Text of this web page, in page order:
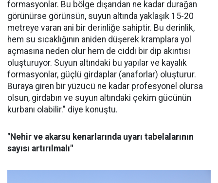
formasyonlar. Bu bölge dışarıdan ne kadar durağan
görünürse görünsün, suyun altında yaklaşık 15-20
metreye varan ani bir derinliğe sahiptir. Bu derinlik,
hem su sıcaklığının aniden düşerek kramplara yol
açmasına neden olur hem de ciddi bir dip akıntısı
oluşturuyor. Suyun altındaki bu yapılar ve kayalık
formasyonlar, güçlü girdaplar (anaforlar) oluşturur.
Buraya giren bir yüzücü ne kadar profesyonel olursa
olsun, girdabın ve suyun altındaki çekim gücünün
kurbanı olabilir." diye konuştu.
"Nehir ve akarsu kenarlarında uyarı tabelalarının
sayısı artırılmalı"